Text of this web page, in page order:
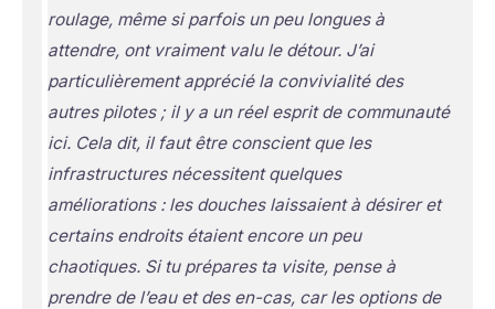
roulage, même si parfois un peu longues à
attendre, ont vraiment valu le détour. J’ai
particulièrement apprécié la convivialité des
autres pilotes ; il y a un réel esprit de communauté
ici. Cela dit, il faut être conscient que les
infrastructures nécessitent quelques
améliorations : les douches laissaient à désirer et
certains endroits étaient encore un peu
chaotiques. Si tu prépares ta visite, pense à
prendre de l’eau et des en-cas, car les options de